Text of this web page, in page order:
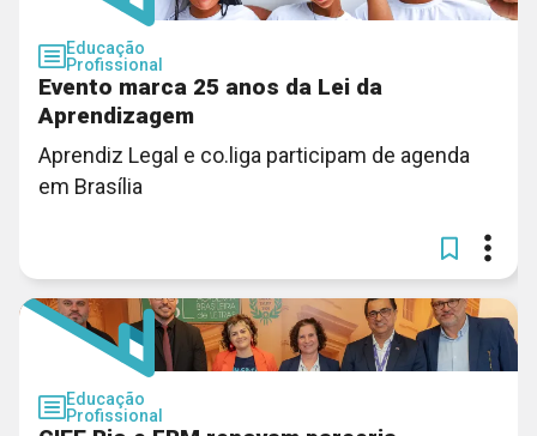
Educação
Profissional
Evento marca 25 anos da Lei da
Aprendizagem
Aprendiz Legal e co.liga participam de agenda
em Brasília
Educação
Profissional